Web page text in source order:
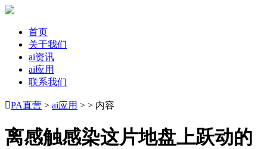
首页
关于我们
ai资讯
ai应用
联系我们
PA直营 > ai应用 > > 内容
离感触感染这片地盘上跃动的